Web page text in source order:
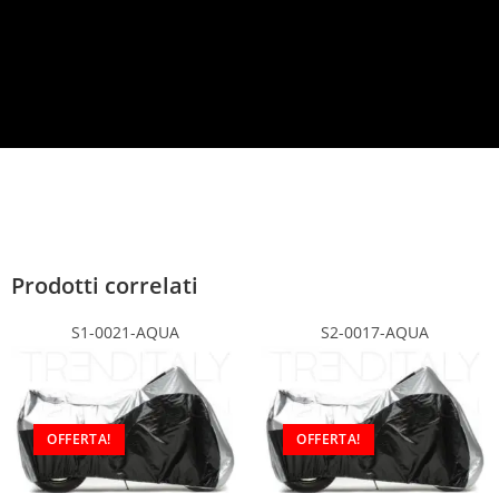
Prodotti correlati
S1-0021-AQUA
OFFERTA!
S2-0017-AQUA
OFFERTA!